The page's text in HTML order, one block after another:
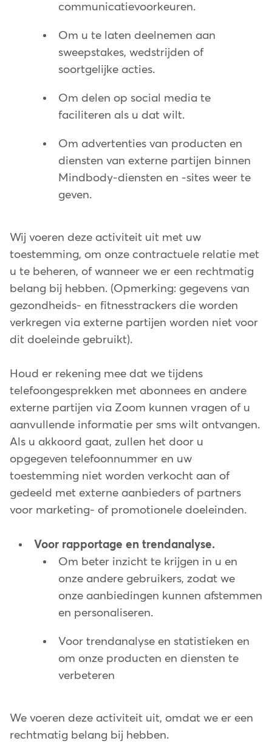
communicatievoorkeuren.
Om u te laten deelnemen aan
sweepstakes, wedstrijden of
soortgelijke acties.
Om delen op social media te
faciliteren als u dat wilt.
Om advertenties van producten en
diensten van externe partijen binnen
Mindbody-diensten en -sites weer te
geven.
Wij voeren deze activiteit uit met uw
toestemming, om onze contractuele relatie met
u te beheren, of wanneer we er een rechtmatig
belang bij hebben. (Opmerking: gegevens van
gezondheids- en fitnesstrackers die worden
verkregen via externe partijen worden niet voor
dit doeleinde gebruikt).
Houd er rekening mee dat we tijdens
telefoongesprekken met abonnees en andere
externe partijen via Zoom kunnen vragen of u
aanvullende informatie per sms wilt ontvangen.
Als u akkoord gaat, zullen het door u
opgegeven telefoonnummer en uw
toestemming niet worden verkocht aan of
gedeeld met externe aanbieders of partners
voor marketing- of promotionele doeleinden.
Voor rapportage en trendanalyse.
Om beter inzicht te krijgen in u en
onze andere gebruikers, zodat we
onze aanbiedingen kunnen afstemmen
en personaliseren.
Voor trendanalyse en statistieken en
om onze producten en diensten te
verbeteren
We voeren deze activiteit uit, omdat we er een
rechtmatig belang bij hebben.